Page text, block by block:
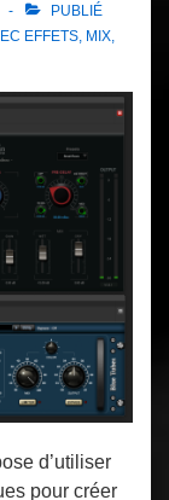
PUBLIÉ
EFFETS MIX
d’utiliser
pour créer